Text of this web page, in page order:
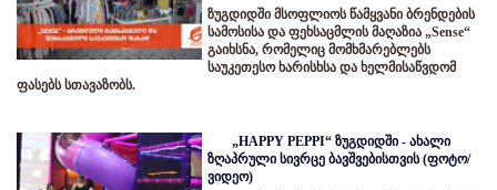
ზუგდიდში მსოფლიოს წამყვანი ბრენდების
სამოსისა და ფეხსაცმლის მაღაზია „Sense“
გაიხსნა, რომელიც მომხმარებლებს
საუკეთესო ხარისხსა და ხელმისაწვდომ
ფასებს სთავაზობს.
„HAPPY PEPPI“ ზუგდიდში - ახალი
ზღაპრული სივრცე ბავშვებისთვის (ფოტო/
ვიდეო)